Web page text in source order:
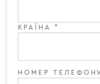
КРАЇНА *
НОМЕР